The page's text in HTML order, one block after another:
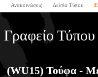
Ανακοινώσεις Δελτία Τύπου
Γραφείο Τύπου
(WU15) Τούφα -